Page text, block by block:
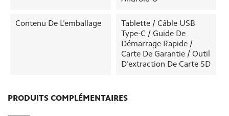
Contenu De L'emballage
Tablette / Câble USB
Type-C / Guide De
Démarrage Rapide /
Carte De Garantie / Outil
D'extraction De Carte SD
PRODUITS COMPLÉMENTAIRES